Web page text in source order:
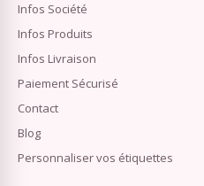
Infos Société
Infos Produits
Infos Livraison
Paiement Sécurisé
Contact
Blog
Personnaliser vos étiquettes